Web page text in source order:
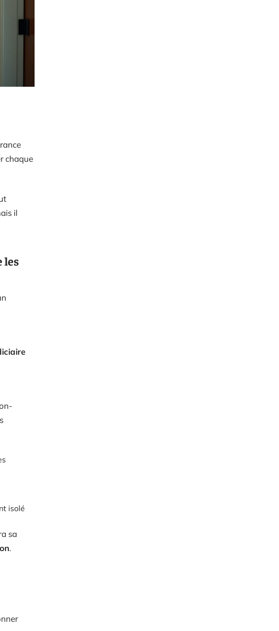
chaque
il
les
isolé
sa
.